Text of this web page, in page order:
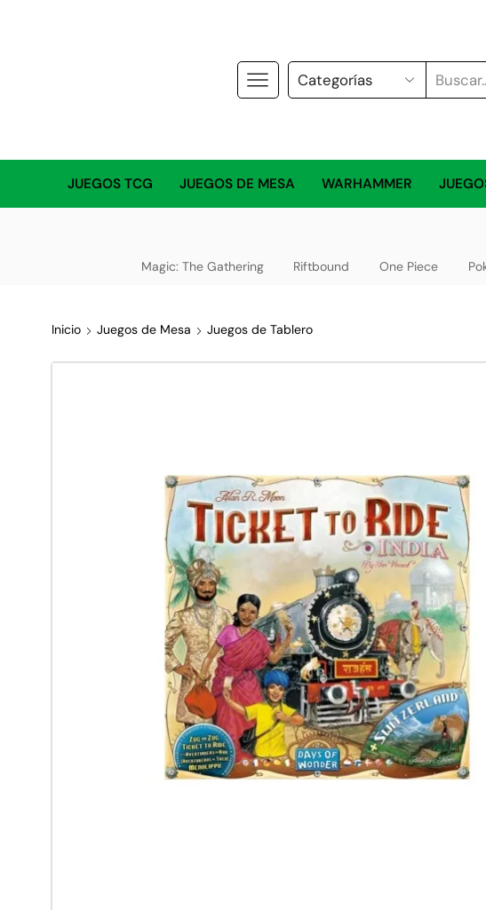
JUEGOS TCG JUEGOS DE MESA WARHAMMER
Magic: The Gathering Riftbound One Piece
Inicio Juegos de Mesa Juegos de Tablero